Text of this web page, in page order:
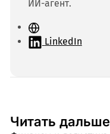
ИИ-агент.
С
а LinkedIn
Читать дальше